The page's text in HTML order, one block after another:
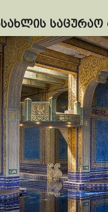
საცურაო